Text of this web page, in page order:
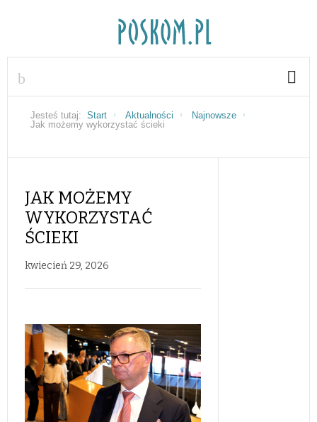
Jesteś tutaj: Start Aktualności
Najnowsze
Jak możemy wykorzystać ścieki
JAK MOŻEMY
WYKORZYSTAĆ
ŚCIEKI
kwiecień 29, 2026